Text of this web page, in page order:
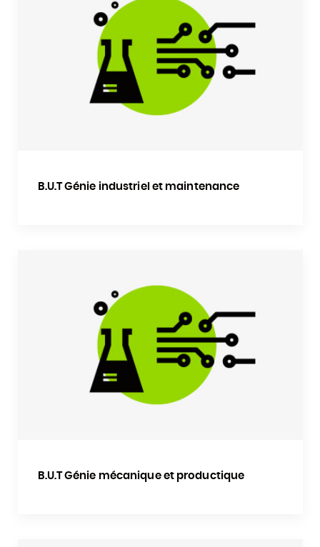
B.U.T Génie industriel et maintenance
B.U.T Génie mécanique et productique